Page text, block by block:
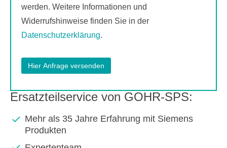
werden. Weitere Informationen und
Widerrufshinweise finden Sie in der
Datenschutzerklärung.
Ersatzteilservice von GOHR-SPS:
Mehr als 35 Jahre Erfahrung mit Siemens
Produkten